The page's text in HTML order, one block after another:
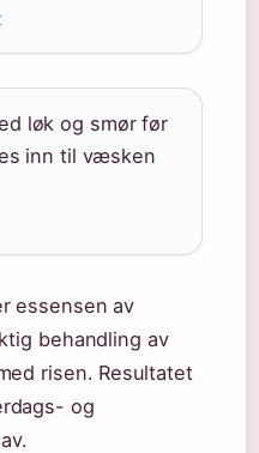
løk og smør før
inn til væsken
essensen av
behandling av
risen. Resultatet
og